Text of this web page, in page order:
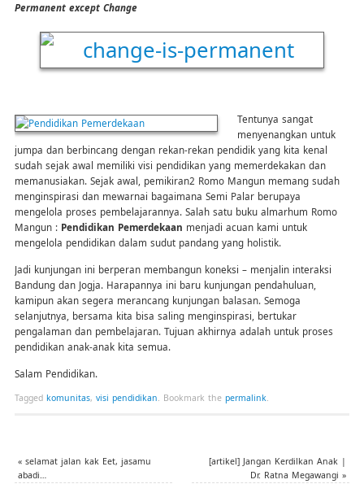
Permanent except Change
Tentunya sangat
menyenangkan untuk
jumpa dan berbincang dengan rekan-rekan pendidik yang kita kenal
sudah sejak awal memiliki visi pendidikan yang memerdekakan dan
memanusiakan. Sejak awal, pemikiran2 Romo Mangun memang sudah
menginspirasi dan mewarnai bagaimana Semi Palar berupaya
mengelola proses pembelajarannya. Salah satu buku almarhum Romo
Mangun : Pendidikan Pemerdekaan menjadi acuan kami untuk
mengelola pendidikan dalam sudut pandang yang holistik.
Jadi kunjungan ini berperan membangun koneksi – menjalin interaksi
Bandung dan Jogja. Harapannya ini baru kunjungan pendahuluan,
kamipun akan segera merancang kunjungan balasan. Semoga
selanjutnya, bersama kita bisa saling menginspirasi, bertukar
pengalaman dan pembelajaran. Tujuan akhirnya adalah untuk proses
pendidikan anak-anak kita semua.
Salam Pendidikan.
Tagged komunitas, visi pendidikan. Bookmark the permalink.
«selamat jalan kak Eet, jasamu
abadi…
[artikel] Jangan Kerdilkan Anak |
Dr. Ratna Megawangi»